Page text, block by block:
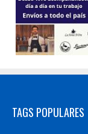
TAGS POPULARES